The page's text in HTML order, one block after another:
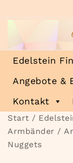
Inhalt
Lass dich
Edelstein
Angebote &
Kontakt
Start /
Armbänder /
Nuggets